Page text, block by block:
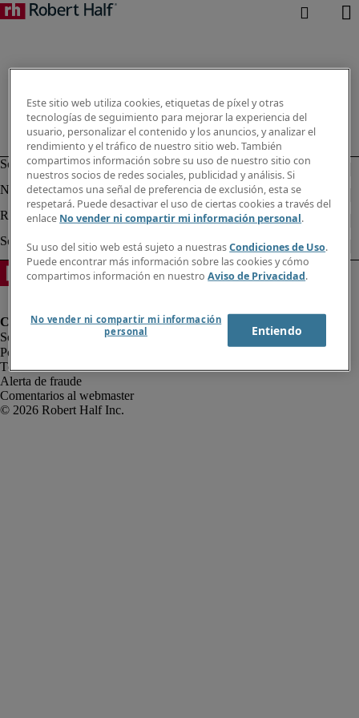
Política de privacidad
Términos de uso
Alerta de fraude
Comentarios al webmaster
Este sitio web utiliza cookies, etiquetas de píxel y otras
tecnologías de seguimiento para mejorar la experiencia del
usuario, personalizar el contenido y los anuncios, y analizar el
rendimiento y el tráfico de nuestro sitio web. También
compartimos información sobre su uso de nuestro sitio con
nuestros socios de redes sociales, publicidad y análisis. Si
detectamos una señal de preferencia de exclusión, esta se
respetará. Puede desactivar el uso de ciertas cookies a través del
enlace No vender ni compartir mi información personal.
Su uso del sitio web está sujeto a nuestrasCondiciones de Uso.
Puede encontrar más información sobre las cookies y cómo
compartimos información en nuestroAviso de Privacidad.
No vender ni compartir mi información
personal
Entiendo